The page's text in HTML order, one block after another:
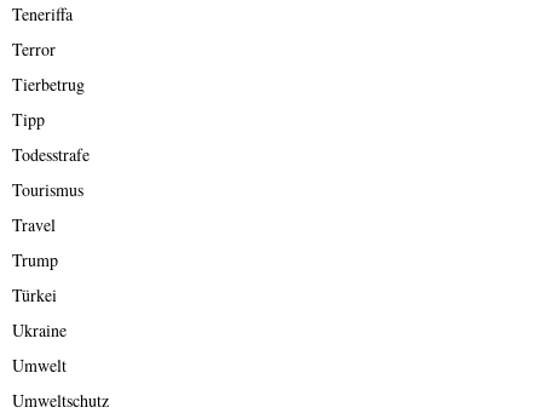
Teneriffa
Terror
Tierbetrug
Tipp
Todesstrafe
Tourismus
Travel
Trump
Türkei
Ukraine
Umwelt
Umweltschutz